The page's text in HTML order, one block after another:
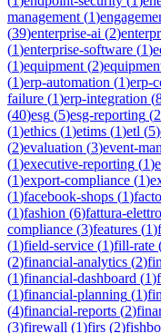
management (1)
(39)enterprise-ai (2)
(1)enterprise-software (1)
(1)equipment (2)
(1)erp-automation (1)erp-
failure (1)erp-integration (
(40)esg (5)esg-reporting (2
(1)ethics (1)etims (1)etl (5)
(2)evaluation (3)event-
(1)executive-reporting (1)
(1)export-compliance (1)
(1)facebook-shops (1)
(1)fashion (6)fattura-
compliance (3)features (1)
(1)field-service (1)fill-rate
(2)financial-analytics (2)
(1)financial-dashboard (1)
(1)financial-planning (1)
(4)financial-reports (2)
(3)firewall (1)firs (2)